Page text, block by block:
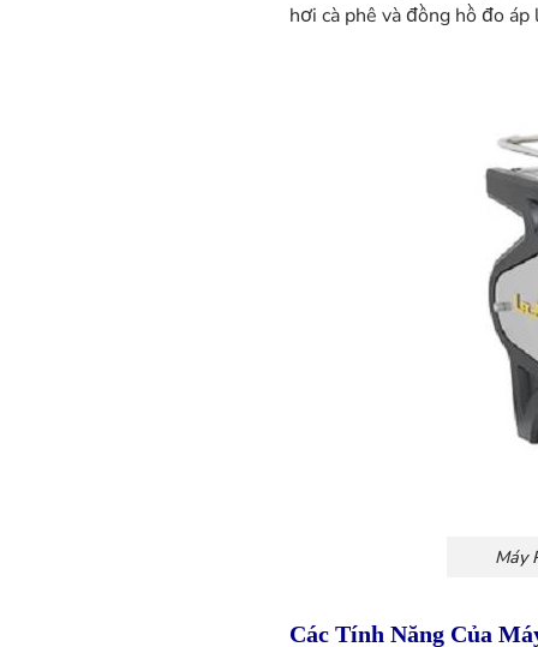
hơi cà phê và đồng hồ đo
Máy
Các Tính Năng Của